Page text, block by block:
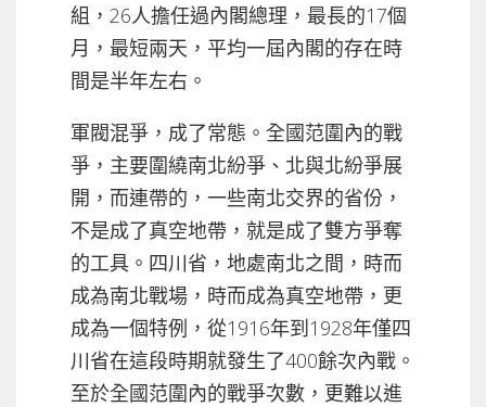
組，26人擔任過內閣總理，最長的17個
月，最短兩天，平均一屆內閣的存在時
間是半年左右。
軍閥混爭，成了常態。全國范圍內的戰
爭，主要圍繞南北紛爭、北與北紛爭展
開，而連帶的，一些南北交界的省份，
不是成了真空地帶，就是成了雙方爭奪
的工具。四川省，地處南北之間，時而
成為南北戰場，時而成為真空地帶，更
成為一個特例，從1916年到1928年僅四
川省在這段時期就發生了400餘次內戰。
至於全國范圍內的戰爭次數，更難以進